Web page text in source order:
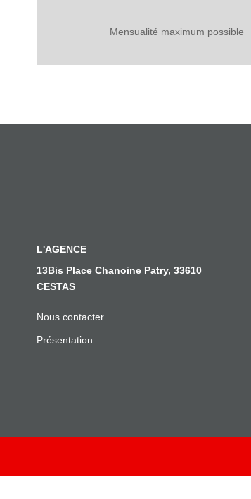
Mensualité maximum possible
L'AGENCE
13Bis Place Chanoine Patry, 33610
CESTAS
Nous contacter
Présentation